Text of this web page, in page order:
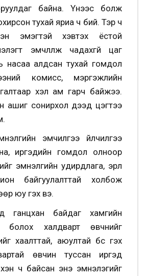
байна. Үүнээс болж
тухай яриа ч бий. Тэр ч
эмэгтэй хэвтэх ёстой
эмчлүүлж чадахгүй цаг
насаа алдсан тухай гомдол
комисс, мэргэжлийн
хэл ам гарч байжээ.
ашиг сонирхол дээд цэгтээ
эмчилгээ үйлчилгээ
иргэдийн гомдол олноор
эмнэлгийн удирдлага, эрүүл
байгуулалттай холбож
юу гэх вэ.
ганцхан байдаг хамгийн
болох халдварт өвчнийг
хаалттай, аюултай бүс гэх
өвчин туссан иргэд
ч байсан энэ эмнэлэгийг